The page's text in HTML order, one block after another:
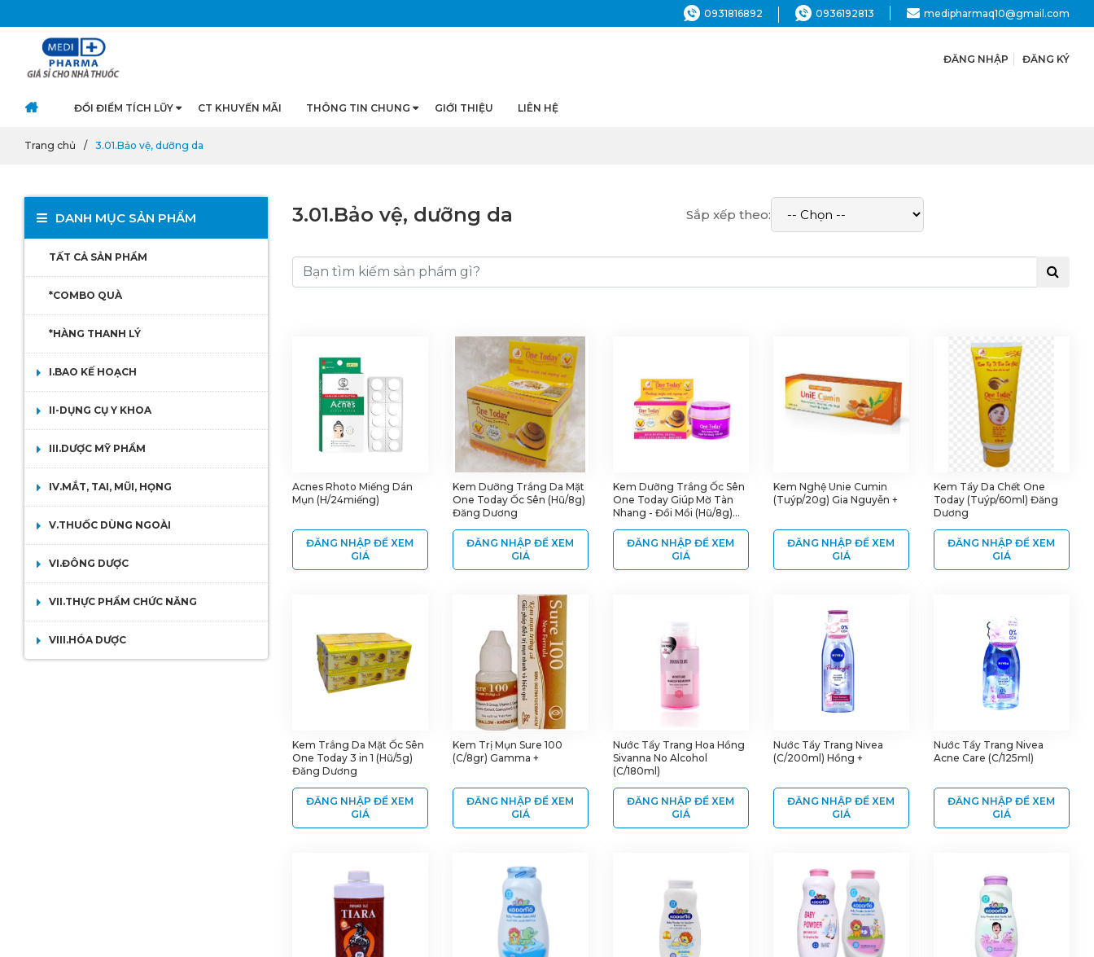
0931816892 0936192813 medipharmaq10@gmail.com
ĐĂNG NHẬP ĐĂNG KÝ
ĐỔI ĐIỂM TÍCH LŨY CT KHUYẾN MÃI THÔNG TIN CHUNG GIỚI THIỆU LIÊN HỆ
Trang chủ 3.01.Bảo vệ, dưỡng da
DANH MỤC SẢN PHẨM
TẤT CẢ SẢN PHẨM
*COMBO QUÀ
*HÀNG THANH LÝ
I.BAO KẾ HOẠCH
II-DỤNG CỤ Y KHOA
III.DƯỢC MỸ PHẨM
IV.MẮT, TAI, MŨI, HỌNG
V.THUỐC DÙNG NGOÀI
VI.ĐÔNG DƯỢC
VII.THỰC PHẨM CHỨC NĂNG
VIII.HÓA DƯỢC
3.01.Bảo vệ, dưỡng da Sắp xếp theo:
Acnes Rhoto Miếng Dán
Mụn (H/24miếng)
ĐĂNG NHẬP ĐỂ XEM
GIÁ
Kem Dưỡng Trắng Da Mặt
One Today Ốc Sên (Hũ/8g)
Đăng Dương
ĐĂNG NHẬP ĐỂ XEM
GIÁ
Kem Dưỡng Trắng Ốc Sên
One Today Giúp Mờ Tàn
Nhang - Đồi Mồi (Hũ/8g)
ĐĂNG NHẬP ĐỂ XEM
GIÁ
Kem Nghệ Unie Cumin
(Tuýp/20g) Gia Nguyễn +
ĐĂNG NHẬP ĐỂ XEM
GIÁ
Kem Tẩy Da Chết One
Today (Tuýp/60ml) Đăng
Dương
ĐĂNG NHẬP ĐỂ XEM
GIÁ
Kem Trắng Da Mặt Ốc Sên
One Today 3 in 1 (Hũ/5g)
Đăng Dương
ĐĂNG NHẬP ĐỂ XEM
GIÁ
Kem Trị Mụn Sure 100
(C/8gr) Gamma +
ĐĂNG NHẬP ĐỂ XEM
GIÁ
Nước Tẩy Trang Hoa Hồng
Sivanna No Alcohol
(C/180ml)
ĐĂNG NHẬP ĐỂ XEM
GIÁ
Nước Tẩy Trang Nivea
(C/200ml) Hồng +
ĐĂNG NHẬP ĐỂ XEM
GIÁ
Nước Tẩy Trang Nivea
Acne Care (C/125ml)
ĐĂNG NHẬP ĐỂ XEM
GIÁ